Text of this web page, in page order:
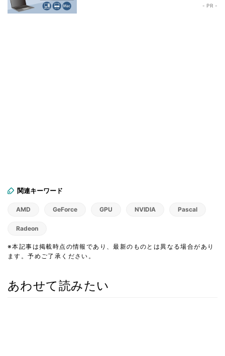
- PR -
関連キーワード
AMD GeForce GPU NVIDIA Pascal
Radeon
※本記事は掲載時点の情報であり、最新のものとは異なる場合があり
ます。予めご了承ください。
あわせて読みたい